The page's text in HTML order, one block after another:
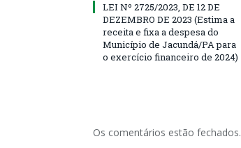
LEI Nº 2725/2023, DE 12 DE
DEZEMBRO DE 2023 (Estima a
receita e fixa a despesa do
Município de Jacundá/PA para
o exercício financeiro de 2024)
Os comentários estão fechados.